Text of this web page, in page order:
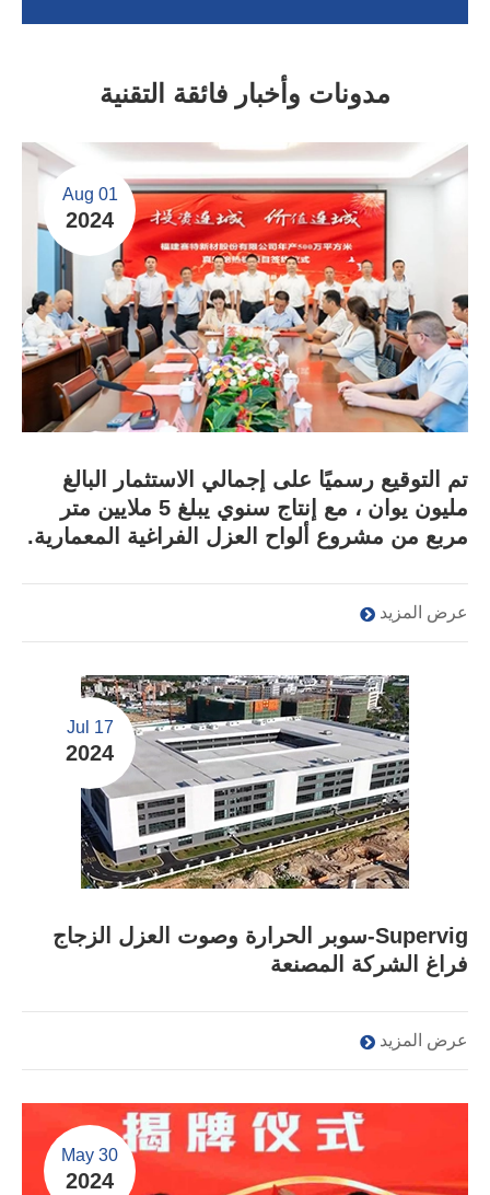
مدونات وأخبار فائقة التقنية
Aug 01
2024
تم التوقيع رسميًا على إجمالي الاستثمار البالغ
مليون يوان ، مع إنتاج سنوي يبلغ 5 ملايين متر
مربع من مشروع ألواح العزل الفراغية المعمارية.
عرض المزيد
Jul 17
2024
Supervig-سوبر الحرارة وصوت العزل الزجاج
فراغ الشركة المصنعة
عرض المزيد
May 30
2024